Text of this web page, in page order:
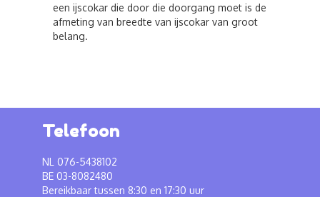
een ijscokar die door die doorgang moet is de
afmeting van breedte van ijscokar van groot
belang.
Telefoon
NL 076-5438102
BE 03-8082480
Bereikbaar tussen 8:30 en 17:30 uur